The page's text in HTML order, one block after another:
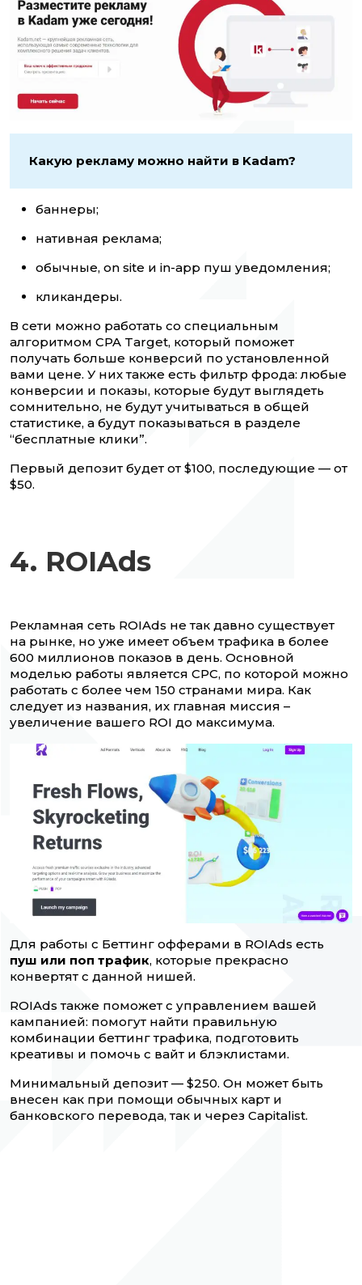
Какую рекламу можно найти в Kadam?
баннеры;
нативная реклама;
обычные, on site и in-app пуш уведомления;
кликандеры.
В сети можно работать со специальным
алгоритмом CPA Target, который поможет
получать больше конверсий по установленной
вами цене. У них также есть фильтр фрода: любые
конверсии и показы, которые будут выглядеть
сомнительно, не будут учитываться в общей
статистике, а будут показываться в разделе
“бесплатные клики”.
Первый депозит будет от $100, последующие — от
$50.
4. ROIAds
Рекламная сеть ROIAds не так давно существует
на рынке, но уже имеет объем трафика в более
600 миллионов показов в день. Основной
моделью работы является CPC, по которой можно
работать с более чем 150 странами мира. Как
следует из названия, их главная миссия –
увеличение вашего ROI до максимума.
Для работы с Беттинг офферами в ROIAds есть
пуш или поп трафик, которые прекрасно
конвертят с данной нишей.
ROIAds также поможет с управлением вашей
кампанией: помогут найти правильную
комбинации беттинг трафика, подготовить
креативы и помочь с вайт и блэклистами.
Минимальный депозит — $250. Он может быть
внесен как при помощи обычных карт и
банковского перевода, так и через Capitalist.